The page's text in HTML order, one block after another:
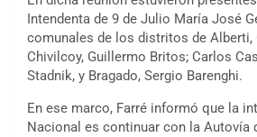
Intendenta de 9 de Julio María José
comunales de los distritos de Alberti,
Chivilcoy, Guillermo Britos; Carlos
Stadnik, y Bragado, Sergio Barenghi.
En ese marco, Farré informó que la
Nacional es continuar con la Autovía